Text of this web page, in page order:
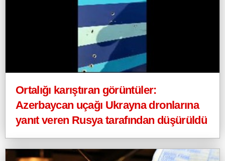
Ortalığı karıştıran görüntüler:
Azerbaycan uçağı Ukrayna dronlarına
yanıt veren Rusya tarafından düşürüldü